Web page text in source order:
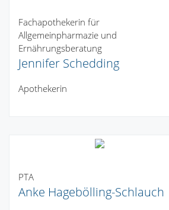
Fachapothekerin für
Allgemeinpharmazie und
Ernährungsberatung
Jennifer Schedding
Apothekerin
PTA
Anke Hagebölling-Schlauch